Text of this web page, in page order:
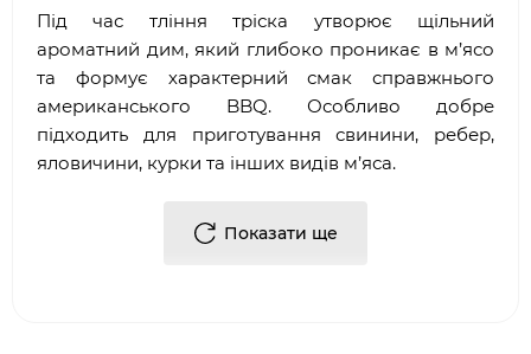
Під час тління тріска утворює щільний
ароматний дим, який глибоко проникає в м’ясо
та формує характерний смак справжнього
американського BBQ. Особливо добре
підходить для приготування свинини, ребер,
яловичини, курки та інших видів м’яса.
грилях, коптильнях та гриль-системах із
Показати ще